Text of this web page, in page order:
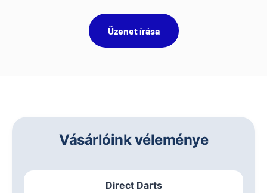
Üzenet írása
Vásárlóink véleménye
Direct Darts